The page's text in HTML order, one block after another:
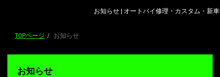
お知らせ | オートバイ修理・カスタム・新車
TOPページ お知らせ
お知らせ